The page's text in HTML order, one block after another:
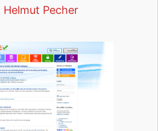
Helmut Pecher